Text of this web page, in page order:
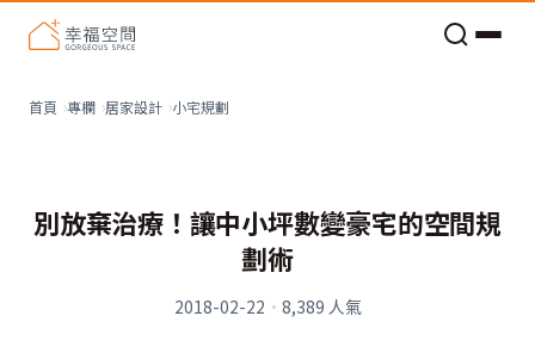
首頁 專欄 居家設計 小宅規劃
別放棄治療！讓中小坪數變豪宅的空間規
劃術
2018-02-22 · 8,389 人氣